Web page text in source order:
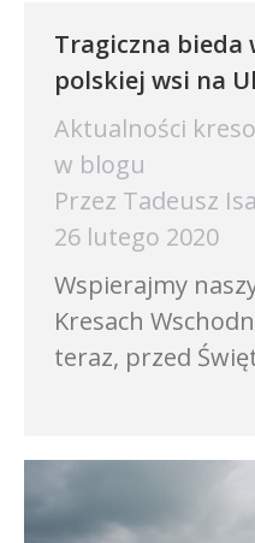
Tragiczna bieda
polskiej wsi na
Aktualności
w blogu
Przez Tadeusz
26 lutego 2020
Wspierajmy
Kresach
teraz, przed